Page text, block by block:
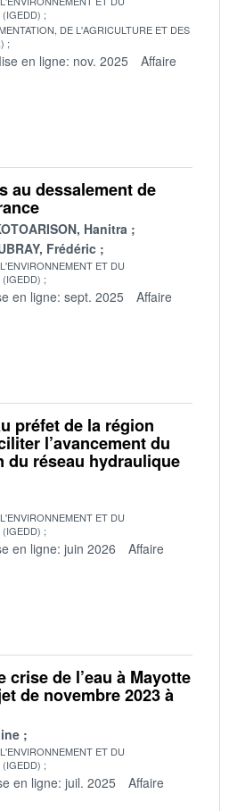
(IGEDD)
DE L'AGRICULTURE ET DES
en ligne: nov. 2025
Affaire
au dessalement de
Hanitra
Frédéric
ET DU
(IGEDD)
en ligne: sept. 2025
Affaire
préfet de la région
l’avancement du
du réseau hydraulique
ET DU
(IGEDD)
en ligne: juin 2026
Affaire
crise de l’eau à Mayotte
de novembre 2023 à
ET DU
(IGEDD)
en ligne: juil. 2025
Affaire